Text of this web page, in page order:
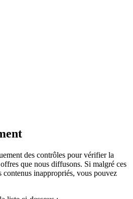
des contrôles pour vérifier la
que nous diffusons. Si malgré ces
contenus inappropriés, vous pouvez